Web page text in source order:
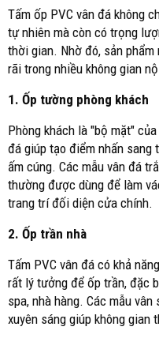
Tấm ốp PVC vân đá không
tự nhiên mà còn có trọng
thời gian. Nhờ đó, sản
rãi trong nhiều không gian
1. Ốp tường phòng khách
Phòng khách là "bộ mặt"
đá giúp tạo điểm nhấn sang
ấm cúng. Các mẫu vân đá
thường được dùng để làm
trang trí đối diện cửa chính.
2. Ốp trần nhà
Tấm PVC vân đá có khả
rất lý tưởng để ốp trần, đặc
spa, nhà hàng. Các mẫu
xuyên sáng giúp không gian